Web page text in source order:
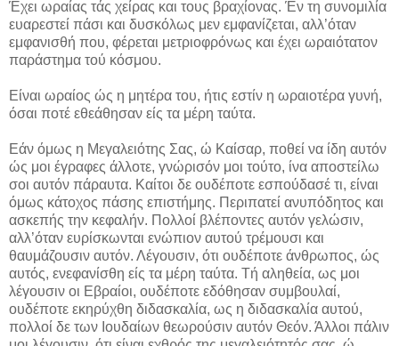
Έχει ωραίας τάς χείρας και τους βραχίονας. Έν τη συνομιλία
ευαρεστεί πάσι και δυσκόλως μεν εμφανίζεται, αλλ’όταν
εμφανισθή που, φέρεται μετριοφρόνως και έχει ωραιότατον
παράστημα τού κόσμου.
Είναι ωραίος ώς η μητέρα του, ήτις εστίν η ωραιοτέρα γυνή,
όσαι ποτέ εθεάθησαν είς τα μέρη ταύτα.
Εάν όμως η Μεγαλειότης Σας, ώ Καίσαρ, ποθεί να ίδη αυτόν
ώς μοι έγραφες άλλοτε, γνώρισόν μοι τούτο, ίνα αποστείλω
σοι αυτόν πάραυτα. Καίτοι δε ουδέποτε εσπούδασέ τι, είναι
όμως κάτοχος πάσης επιστήμης. Περιπατεί ανυπόδητος και
ασκεπής την κεφαλήν. Πολλοί βλέποντες αυτόν γελώσιν,
αλλ’όταν ευρίσκωνται ενώπιον αυτού τρέμουσι και
θαυμάζουσιν αυτόν. Λέγουσιν, ότι ουδέποτε άνθρωπος, ώς
αυτός, ενεφανίσθη είς τα μέρη ταύτα. Τή αληθεία, ως μοι
λέγουσιν οι Εβραίοι, ουδέποτε εδόθησαν συμβουλαί,
ουδέποτε εκηρύχθη διδασκαλία, ως η διδασκαλία αυτού,
πολλοί δε των Ιουδαίων θεωρούσιν αυτόν Θεόν. Άλλοι πάλιν